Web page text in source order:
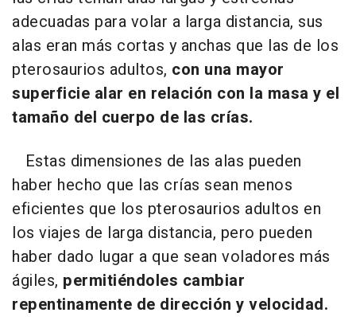
adecuadas para volar a larga distancia, sus
alas eran más cortas y anchas que las de los
pterosaurios adultos, con una mayor
superficie alar en relación con la masa y el
tamaño del cuerpo de las crías.
Estas dimensiones de las alas pueden
haber hecho que las crías sean menos
eficientes que los pterosaurios adultos en
los viajes de larga distancia, pero pueden
haber dado lugar a que sean voladores más
ágiles, permitiéndoles cambiar
repentinamente de dirección y velocidad.